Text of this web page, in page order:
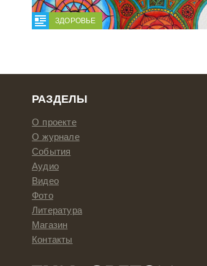
ЗДОРОВЬЕ
РАЗДЕЛЫ
О проекте
О журнале
События
Аудио
Видео
Фото
Литература
Магазин
Контакты